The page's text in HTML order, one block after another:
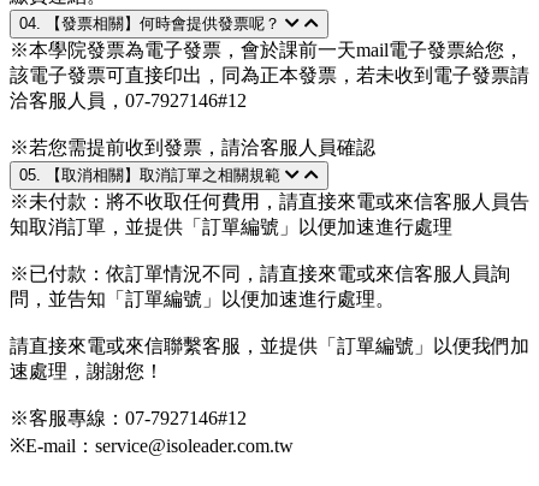
04. 【發票相關】何時會提供發票呢？
※本學院發票為電子發票，會於課前一天mail電子發票給您，
該電子發票可直接印出，同為正本發票，若未收到電子發票請
洽客服人員，07-7927146#12
※若您需提前收到發票，請洽客服人員確認
05. 【取消相關】取消訂單之相關規範
※未付款：將不收取任何費用，請直接來電或來信客服人員告
知取消訂單，並提供「訂單編號」以便加速進行處理
※已付款：依訂單情況不同，請直接來電或來信客服人員詢
問，並告知「訂單編號」以便加速進行處理。
請直接來電或來信聯繫客服，並提供「訂單編號」以便我們加
速處理，謝謝您！
※客服專線：07-7927146#12
※E-mail：service@isoleader.com.tw